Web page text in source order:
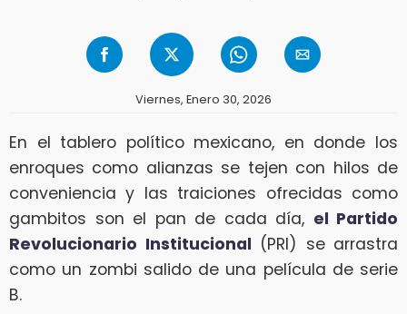
Viernes, Enero 30, 2026
En el tablero político mexicano, en donde los
enroques como alianzas se tejen con hilos de
conveniencia y las traiciones ofrecidas como
gambitos son el pan de cada día, el Partido
Revolucionario Institucional (PRI) se arrastra
como un zombi salido de una película de serie
B.